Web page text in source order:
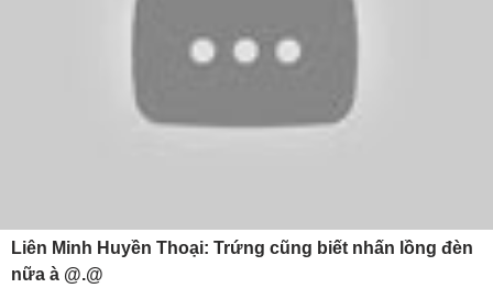
Liên Minh Huyền Thoại: Trứng cũng biết nhấn lồng đèn
nữa à @.@